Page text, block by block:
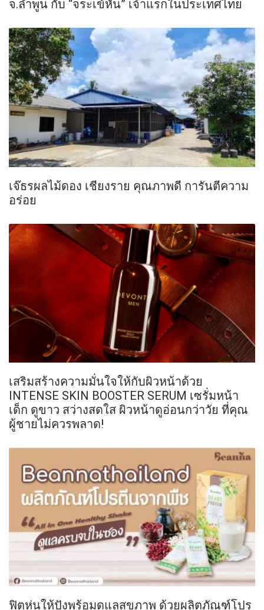
จ.ลำพูน กับ “จระเข้หัน” เจ้าแรกในประเทศไทย
เจ๊ธรผลไม้ดอง เชียงราย คุณภาพดี การันตีความ
อร่อย
เสริมสร้างความมั่นใจให้กับผิวหน้าด้วย
INTENSE SKIN BOOSTER SERUM เซรั่มหน้า
เด็ก ดูขาว สว่างสดใส ผิวหน้าดูอ่อนกว่าวัย ที่คุณ
ผู้ชายไม่ควรพลาด!
ฟิตหุ่นให้ปังพร้อมดูแลสุขภาพ ด้วยผลิตภัณฑ์โปร